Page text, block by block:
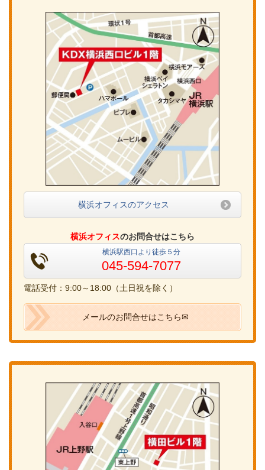
横浜オフィスのアクセス
横浜オフィスのお問合せはこちら
横浜駅西口より徒歩５分
045-594-7077
電話受付：9:00～18:00（土日祝を除く）
メールのお問合せはこちら✉